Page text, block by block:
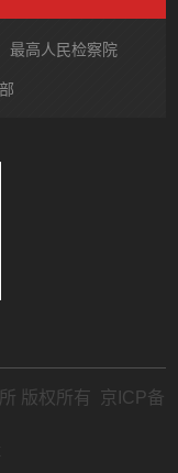
最高人民检察院
网
版权所有 京ICP备